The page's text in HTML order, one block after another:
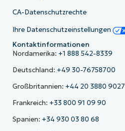
CA-Datenschutzrechte
Ihre Datenschutzeinstellungen
Kontaktinformationen
Nordamerika: +1 888 542-8339
Deutschland: +49 30-76758700
Großbritannien: +44 20 3880 9027
Frankreich: +33 800 91 09 90
Spanien: +34 930 03 80 68